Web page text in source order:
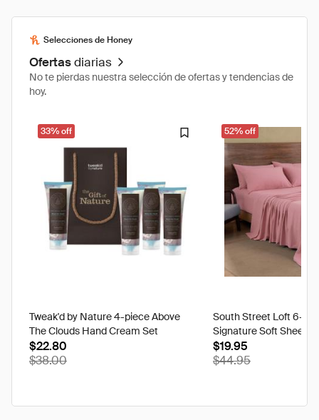
Selecciones de Honey
Ofertasdiarias
No te pierdas nuestra selección de ofertas y tendencias de
hoy.
33% off
Tweak'd by Nature 4-piece Above
The Clouds Hand Cream Set
$22.80
$38.00
52% off
South Street Loft 6-
Signature Soft Sheet
$19.95
$44.95